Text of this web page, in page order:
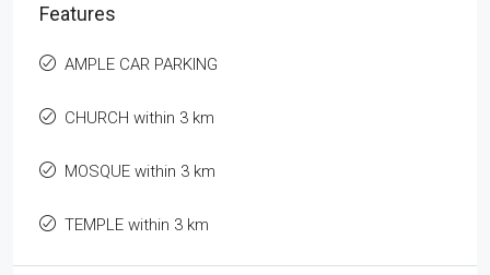
Features
AMPLE CAR PARKING
CHURCH within 3 km
MOSQUE within 3 km
TEMPLE within 3 km